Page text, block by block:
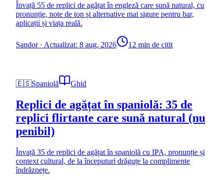
Învață 55 de replici de agățat în engleză care sună natural, cu
pronunție, note de ton și alternative mai sigure pentru bar,
aplicații și viața reală.
Sandor· Actualizat: 8 aug. 2026 12 min de citit
🇪🇸Spaniolă Ghid
Replici de agățat în spaniolă: 35 de
replici flirtante care sună natural (nu
penibil)
Învață 35 de replici de agățat în spaniolă cu IPA, pronunție și
context cultural, de la începuturi drăguțe la complimente
îndrăznețe.